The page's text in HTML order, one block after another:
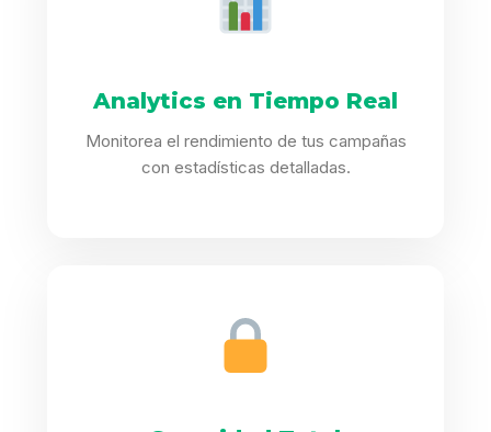
Analytics en Tiempo Real
Monitorea el rendimiento de tus campañas
con estadísticas detalladas.